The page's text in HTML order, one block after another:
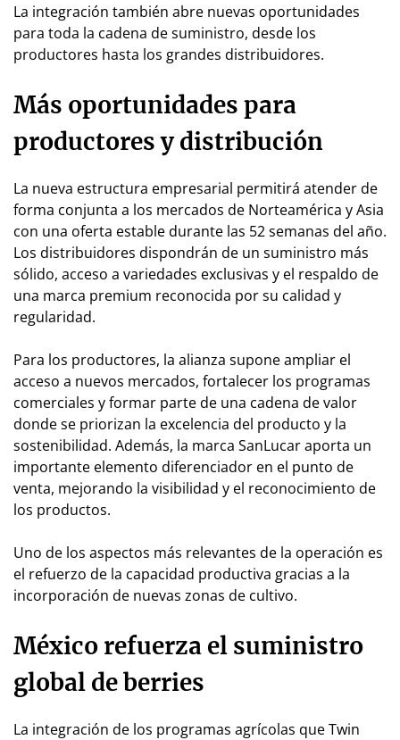
La integración también abre nuevas oportunidades
para toda la cadena de suministro, desde los
productores hasta los grandes distribuidores.
Más oportunidades para
productores y distribución
La nueva estructura empresarial permitirá atender de
forma conjunta a los mercados de Norteamérica y Asia
con una oferta estable durante las 52 semanas del año.
Los distribuidores dispondrán de un suministro más
sólido, acceso a variedades exclusivas y el respaldo de
una marca premium reconocida por su calidad y
regularidad.
Para los productores, la alianza supone ampliar el
acceso a nuevos mercados, fortalecer los programas
comerciales y formar parte de una cadena de valor
donde se priorizan la excelencia del producto y la
sostenibilidad. Además, la marca SanLucar aporta un
importante elemento diferenciador en el punto de
venta, mejorando la visibilidad y el reconocimiento de
los productos.
Uno de los aspectos más relevantes de la operación es
el refuerzo de la capacidad productiva gracias a la
incorporación de nuevas zonas de cultivo.
México refuerza el suministro
global de berries
La integración de los programas agrícolas que Twin